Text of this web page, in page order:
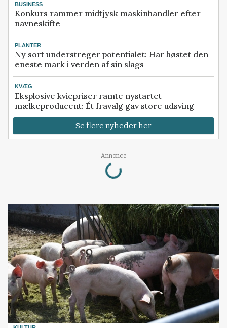
BUSINESS
Konkurs rammer midtjysk maskinhandler efter
navneskifte
PLANTER
Ny sort understreger potentialet: Har høstet den
eneste mark i verden af sin slags
KVÆG
Eksplosive kviepriser ramte nystartet
mælkeproducent: Ét fravalg gav store udsving
Se flere nyheder her
Annonce
Loading...